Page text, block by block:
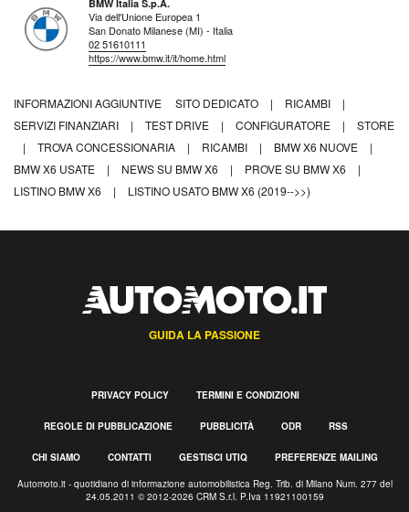
BMW Italia S.p.A.
Via dell'Unione Europea 1
San Donato Milanese (MI) - Italia
02 51610111
https://www.bmw.it/it/home.html
INFORMAZIONI AGGIUNTIVE SITO DEDICATO | RICAMBI
|
SERVIZI FINANZIARI
| TEST DRIVE | CONFIGURATORE |
STORE
|
TROVA CONCESSIONARIA | RICAMBI | BMW X6 NUOVE
|
BMW X6 USATE
| NEWS SU BMW X6 | PROVE SU BMW X6
|
LISTINO BMW X6
| LISTINO USATO BMW X6 (2019-->>)
GUIDA LA PASSIONE
PRIVACY POLICY TERMINI E CONDIZIONI
REGOLE DI PUBBLICAZIONE PUBBLICITÀ ODR RSS
CHI SIAMO CONTATTI GESTISCI UTIQ PREFERENZE MAILING
Automoto.it - quotidiano di informazione automobilistica Reg. Trib. di Milano Num. 277 del
24.05.2011 © 2012-2026 CRM S.r.l. P.Iva 11921100159